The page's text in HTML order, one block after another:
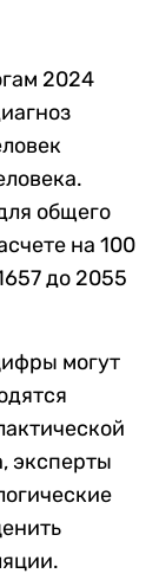
2024
общего
на 100
до 2055
могут
эксперты